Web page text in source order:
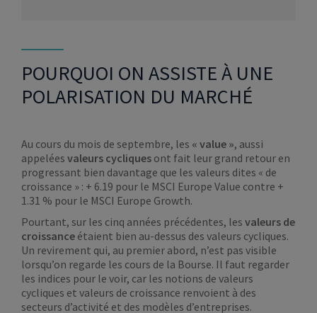
POURQUOI ON ASSISTE À UNE
POLARISATION DU MARCHÉ
Au cours du mois de septembre, les « value », aussi
appelées valeurs cycliques ont fait leur grand retour en
progressant bien davantage que les valeurs dites « de
croissance » : + 6.19 pour le MSCI Europe Value contre +
1.31 % pour le MSCI Europe Growth.
Pourtant, sur les cinq années précédentes, les valeurs de
croissance étaient bien au-dessus des valeurs cycliques.
Un revirement qui, au premier abord, n’est pas visible
lorsqu’on regarde les cours de la Bourse. Il faut regarder
les indices pour le voir, car les notions de valeurs
cycliques et valeurs de croissance renvoient à des
secteurs d’activité et des modèles d’entreprises.